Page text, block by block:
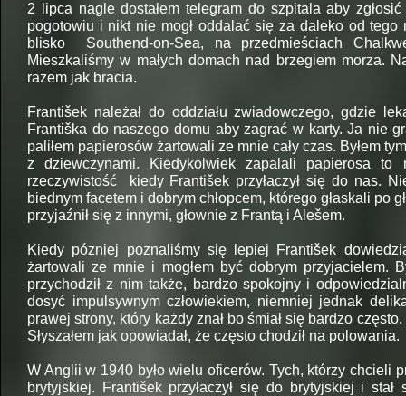
2 lipca nagle dostałem telegram do szpitala aby
pogotowiu i nikt nie mogł oddalać się za daleko od tego
blisko Southend-on-Sea, na przedmieściach
Mieszkaliśmy w małych domach nad brzegiem morza.
razem jak bracia.
František należał do oddziału zwiadowczego, gdzie
Františka do naszego domu aby zagrać w karty. Ja nie
paliłem papierosów żartowali ze mnie cały czas. Byłem
z dziewczynami. Kiedykolwiek zapalali papierosa
rzeczywistość kiedy František przyłaczył się do nas.
biednym facetem i dobrym chłopcem, którego głaskali po
przyjaźnił się z innymi, głownie z Frantą i Alešem.
Kiedy pózniej poznaliśmy się lepiej František
żartowali ze mnie i mogłem być dobrym przyjacielem.
przychodził z nim także, bardzo spokojny i
dosyć impulsywnym człowiekiem, niemniej jednak
prawej strony, który każdy znał bo śmiał się bardzo
Słyszałem jak opowiadał, że często chodził na polowania.
W Anglii w 1940 było wielu oficerów. Tych, którzy chcieli
brytyjskiej. František przyłaczył się do brytyjskiej i